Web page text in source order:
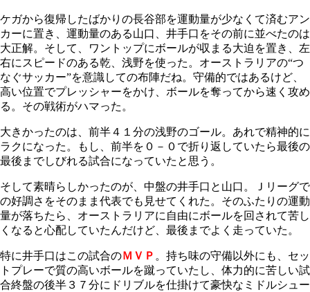
ケガから復帰したばかりの長谷部を運動量が少なくて済むアン
カーに置き、運動量のある山口、井手口をその前に並べたのは
大正解。そして、ワントップにボールが収まる大迫を置き、左
右にスピードのある乾、浅野を使った。オーストラリアの“つ
なぐサッカー”を意識しての布陣だね。守備的ではあるけど、
高い位置でプレッシャーをかけ、ボールを奪ってから速く攻め
る。その戦術がハマった。
大きかったのは、前半４１分の浅野のゴール。あれで精神的に
ラクになった。もし、前半を０－０で折り返していたら最後の
最後までしびれる試合になっていたと思う。
そして素晴らしかったのが、中盤の井手口と山口。Ｊリーグで
の好調さをそのまま代表でも見せてくれた。そのふたりの運動
量が落ちたら、オーストラリアに自由にボールを回されて苦し
くなると心配していたんだけど、最後までよく走っていた。
特に井手口はこの試合のＭＶＰ 。持ち味の守備以外にも、セッ
トプレーで質の高いボールを蹴っていたし、体力的に苦しい試
合終盤の後半３７分にドリブルを仕掛けて豪快なミドルシュー